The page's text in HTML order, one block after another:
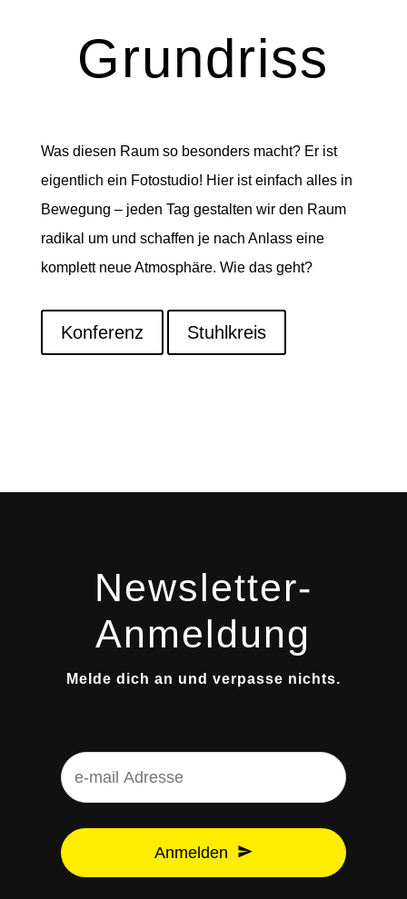
Grundriss
Was diesen Raum so besonders macht? Er ist
eigentlich ein Fotostudio! Hier ist einfach alles in
Bewegung – jeden Tag gestalten wir den Raum
radikal um und schaffen je nach Anlass eine
komplett neue Atmosphäre. Wie das geht?
Konferenz Stuhlkreis
Newsletter-
Anmeldung
Melde dich an und verpasse nichts.
Anmelden